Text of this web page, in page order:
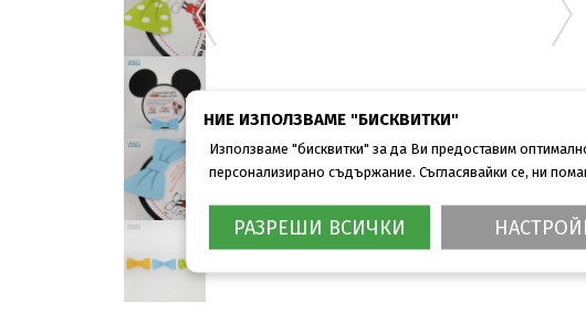
НИЕ ИЗПОЛЗВАМЕ "БИСКВИТКИ"
Използваме "бисквитки" за да Ви предоставим
персонализирано съдържание. Съгласявайки се, ни
РАЗРЕШИ ВСИЧКИ